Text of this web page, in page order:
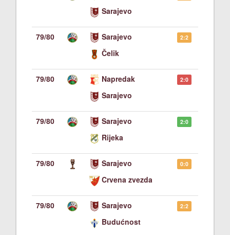
Sarajevo
79/80
Sarajevo
Čelik
2:2
79/80
Napredak
Sarajevo
2:0
79/80
Sarajevo
Rijeka
2:0
79/80
Sarajevo
Crvena zvezda
0:0
79/80
Sarajevo
Budućnost
2:2